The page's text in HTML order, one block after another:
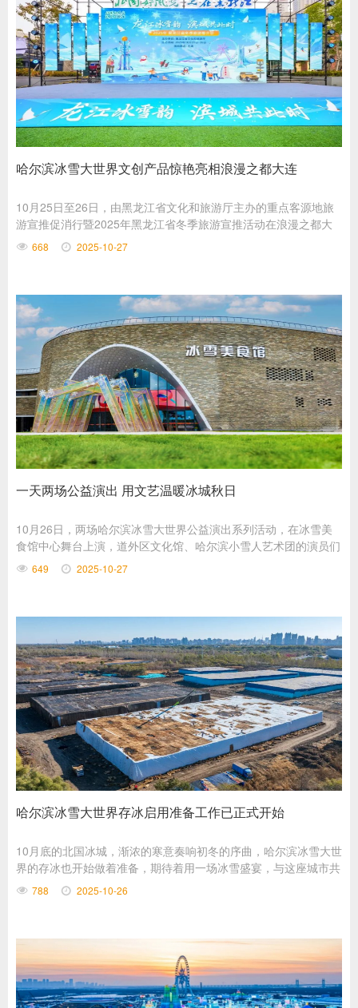
哈尔滨冰雪大世界文创产品惊艳亮相浪漫之都大连
10月25日至26日，由黑龙江省文化和旅游厅主办的重点客源地旅
游宣推促消行暨2025年黑龙江省冬季旅游宣推活动在浪漫之都大
连举行，哈尔滨冰雪大世界文创产品惊艳亮相。
668 2025-10-27
一天两场公益演出 用文艺温暖冰城秋日
10月26日，两场哈尔滨冰雪大世界公益演出系列活动，在冰雪美
食馆中心舞台上演，道外区文化馆、哈尔滨小雪人艺术团的演员们
先后登台表演，为现场观众带来文艺享受。
649 2025-10-27
哈尔滨冰雪大世界存冰启用准备工作已正式开始
10月底的北国冰城，渐浓的寒意奏响初冬的序曲，哈尔滨冰雪大世
界的存冰也开始做着准备，期待着用一场冰雪盛宴，与这座城市共
赴冬日之约。
788 2025-10-26